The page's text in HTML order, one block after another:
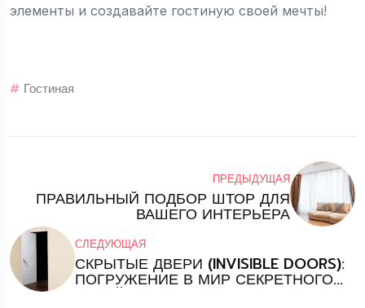
элементы и создавайте гостиную своей мечты!
# Гостиная
ПРЕДЫДУЩАЯ
ПРАВИЛЬНЫЙ ПОДБОР ШТОР ДЛЯ
ВАШЕГО ИНТЕРЬЕРА
СЛЕДУЮЩАЯ
СКРЫТЫЕ ДВЕРИ (INVISIBLE DOORS):
ПОГРУЖЕНИЕ В МИР СЕКРЕТНОГО
ДИЗАЙНА